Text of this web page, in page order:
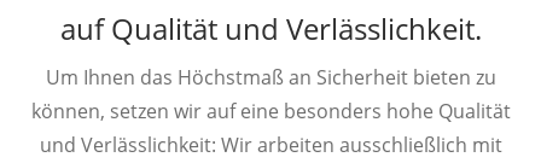
auf Qualität und Verlässlichkeit.
Um Ihnen das Höchstmaß an Sicherheit bieten zu
können, setzen wir auf eine besonders hohe Qualität
und Verlässlichkeit: Wir arbeiten ausschließlich mit